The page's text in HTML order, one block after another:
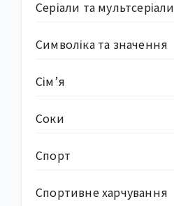
Серіали та мультсеріали
Символіка та значення
Сім’я
Соки
Спорт
Спортивне харчування